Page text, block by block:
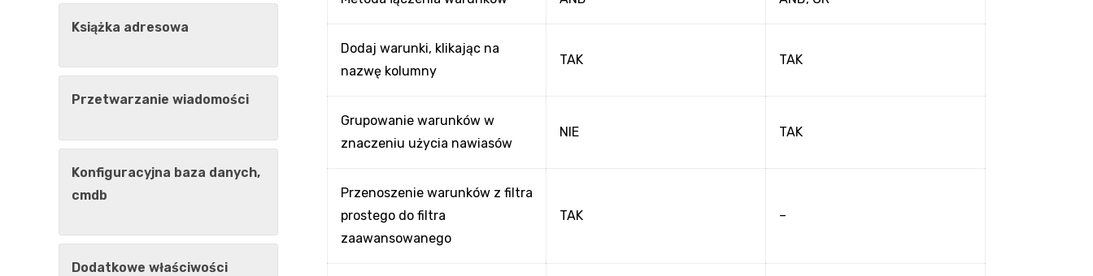
Dodaj warunki, klikając na
nazwę kolumny
TAK TAK
Grupowanie warunków w
znaczeniu użycia nawiasów
NIE TAK
Przenoszenie warunków z filtra
prostego do filtra
zaawansowanego
TAK –
Książka adresowa
Przetwarzanie wiadomości
Konfiguracyjna baza danych,
cmdb
Dodatkowe właściwości